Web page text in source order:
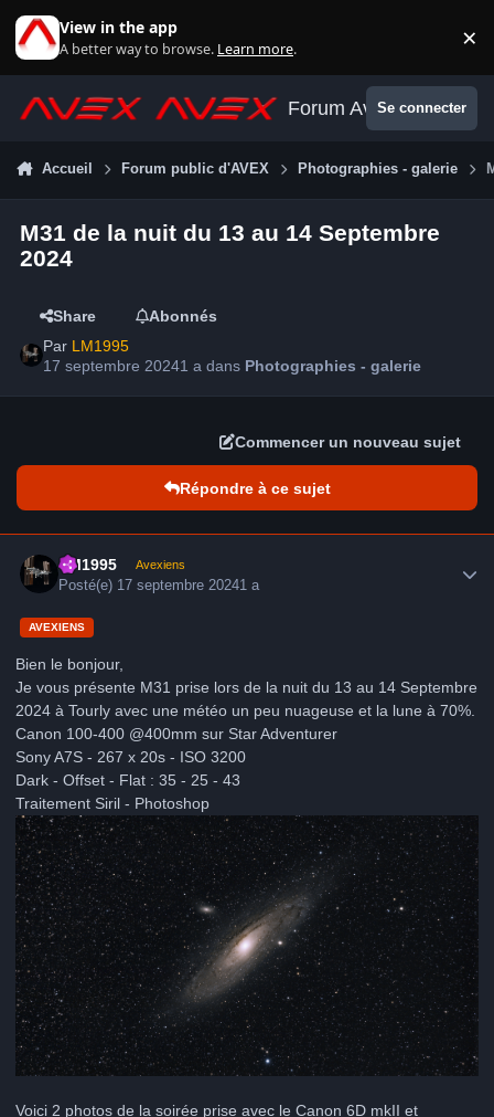
View in the app
A better way to browse. Learn more. ×
Forum AvexSe connecter
Accueil Forum public d'AVEX Photographies - galerie
M31 de la nuit du 13 au 14 Septembre
2024
Share
Abonnés
Par LM1995
17 septembre 20241 a dans Photographies - galerie
Commencer un nouveau sujet
Répondre à ce sujet
LM1995 Avexiens
Posté(e) 17 septembre 20241 a
AVEXIENS
Bien le bonjour,
Je vous présente M31 prise lors de la nuit du 13 au 14 Septembre
2024 à Tourly avec une météo un peu nuageuse et la lune à 70%.
Canon 100-400 @400mm sur Star Adventurer
Sony A7S - 267 x 20s - ISO 3200
Dark - Offset - Flat : 35 - 25 - 43
Traitement Siril - Photoshop
Voici 2 photos de la soirée prise avec le Canon 6D mkII et